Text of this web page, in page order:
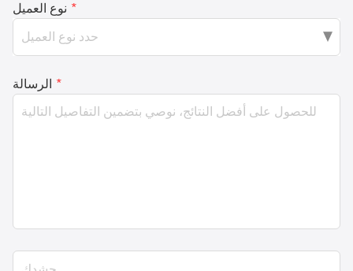
نوع العميل *
الرسالة *